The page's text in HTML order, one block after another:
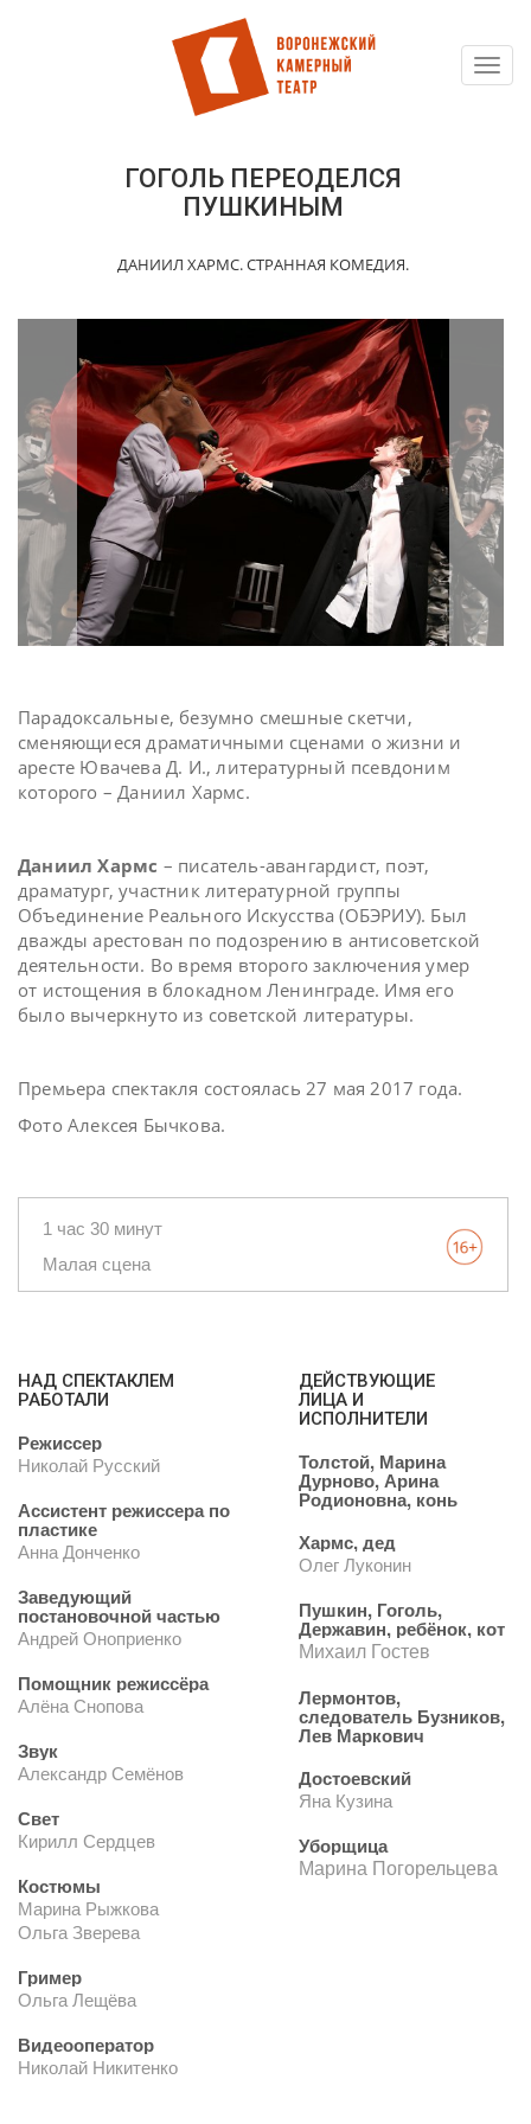
ГОГОЛЬ ПЕРЕОДЕЛСЯ
ПУШКИНЫМ
ДАНИИЛ ХАРМС. СТРАННАЯ КОМЕДИЯ.
Парадоксальные, безумно смешные скетчи,
сменяющиеся драматичными сценами о жизни и
аресте Ювачева Д. И., литературный псевдоним
которого – Даниил Хармс.
Даниил Хармс – писатель-авангардист, поэт,
драматург, участник литературной группы
Объединение Реального Искусства (ОБЭРИУ). Был
дважды арестован по подозрению в антисоветской
деятельности. Во время второго заключения умер
от истощения в блокадном Ленинграде. Имя его
было вычеркнуто из советской литературы.
Премьера спектакля состоялась 27 мая 2017 года.
Фото Алексея Бычкова.
1 час 30 минут
Малая сцена
НАД СПЕКТАКЛЕМ
РАБОТАЛИ
Режиссер
Николай Русский
Ассистент режиссера по
пластике
Анна Донченко
Заведующий
постановочной частью
Андрей Оноприенко
Помощник режиссёра
Алёна Снопова
Звук
Александр Семёнов
Свет
Кирилл Сердцев
Костюмы
Марина Рыжкова
Ольга Зверева
Гример
Ольга Лещёва
Видеооператор
Николай Никитенко
ДЕЙСТВУЮЩИЕ
ЛИЦА И
ИСПОЛНИТЕЛИ
Толстой, Марина
Дурново, Арина
Родионовна, конь
Хармс, дед
Олег Луконин
Пушкин, Гоголь,
Державин, ребёнок, кот
Михаил Гостев
Лермонтов,
следователь Бузников,
Лев Маркович
Достоевский
Яна Кузина
Уборщица
Марина Погорельцева